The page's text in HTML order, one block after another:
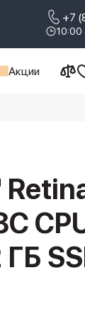
+7
10:00
Акции